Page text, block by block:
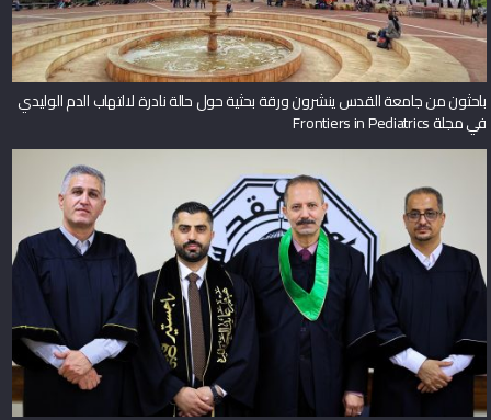
باحثون من جامعة القدس ينشرون ورقة بحثية حول حالة نادرة لالتهاب الدم الوليدي
في مجلة Frontiers in Pediatrics